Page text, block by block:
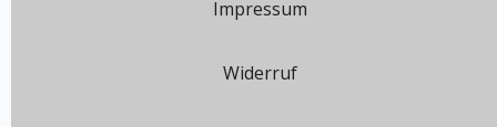
Impressum
Widerruf